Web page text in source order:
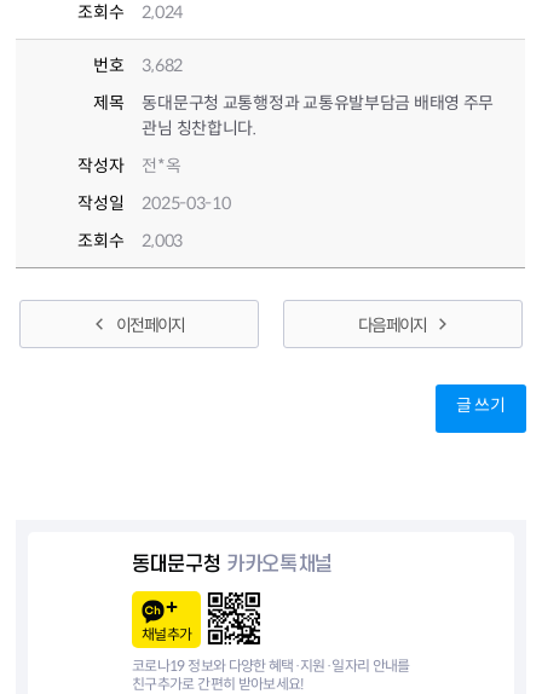
조회수
2,024
번호
3,682
제목
동대문구청 교통행정과 교통유발부담금 배태영 주무
관님 칭찬합니다.
작성자
전*옥
작성일
2025-03-10
조회수
2,003
이전 페이지 다음 페이지
글 쓰기
동대문구청 카카오톡채널
채널추가
코로나19 정보와 다양한 혜택·지원·일자리 안내를
친구추가로 간편히 받아보세요!